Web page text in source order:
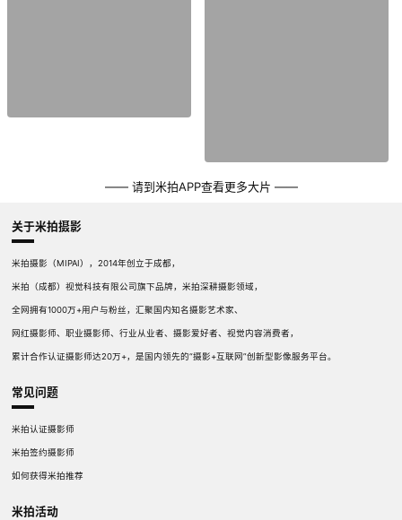
—— 请到米拍APP查看更多大片 ——
关于米拍摄影
米拍摄影（MIPAI），2014年创立于成都，
米拍（成都）视觉科技有限公司旗下品牌，米拍深耕摄影领域，
全网拥有1000万+用户与粉丝，汇聚国内知名摄影艺术家、
网红摄影师、职业摄影师、行业从业者、摄影爱好者、视觉内容消费者，
累计合作认证摄影师达20万+，是国内领先的“摄影+互联网”创新型影像服务平台。
常见问题
米拍认证摄影师
米拍签约摄影师
如何获得米拍推荐
米拍活动